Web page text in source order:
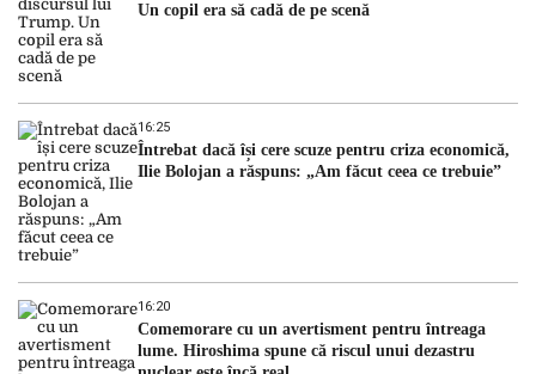
Un copil era să cadă de pe scenă
16:25
Întrebat dacă își cere scuze pentru criza economică,
Ilie Bolojan a răspuns: „Am făcut ceea ce trebuie”
16:20
Comemorare cu un avertisment pentru întreaga
lume. Hiroshima spune că riscul unui dezastru